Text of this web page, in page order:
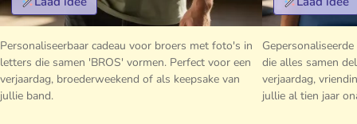
Personaliseerbaar cadeau voor broers met foto's in
letters die samen 'BROS' vormen. Perfect voor een
verjaardag, broederweekend of als keepsake van
jullie band.
die alles samen
verjaardag,
jullie al tien jaar